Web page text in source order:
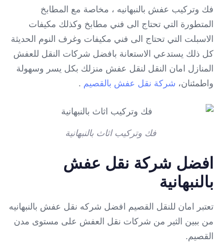
فك وتركيب عفش بالنبهانيه ، مخاصة مع المطابخ
المتطورة التي تحتاج الى فني مطابخ وكذلك مكيفات
الاسبلت التي تحتاج الى فني مكيفات وغرف النوم الحديثة
كل ذلك يستدعي الاستعانة بافضل شركات النقل للعفش
المنازل امان النقل لنقل عفش منزلك بكل يسر وسهولة
واطمئنان، شركة نقل عفش بالقصيم .
فك وتركيب اثاث بالنبهانية
افضل شركة نقل عفش
بالنبهانية
تعتبر امان للنقل القصيم افضل شركه نقل عفش بالنبهانيه
من ببين الثير من شركات نقل العفش على مستوى مدن
القصيم.